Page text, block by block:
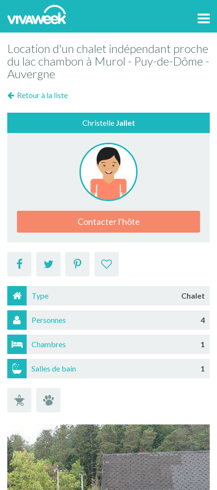
Location d'un chalet indépendant proche
du lac chambon à Murol - Puy-de-Dôme -
Auvergne
Retour à la liste
Christelle Jallet
Contacter l'hôte
Type Chalet
Personnes 4
Chambres 1
Salles de bain 1